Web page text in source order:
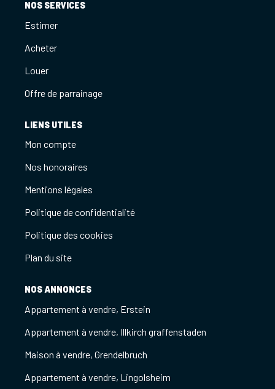
NOS SERVICES
Estimer
Acheter
Louer
Offre de parrainage
LIENS UTILES
Mon compte
Nos honoraires
Mentions légales
Politique de confidentialité
Politique des cookies
Plan du site
NOS ANNONCES
Appartement à vendre, Erstein
Appartement à vendre, Illkirch graffenstaden
Maison à vendre, Grendelbruch
Appartement à vendre, Lingolsheim